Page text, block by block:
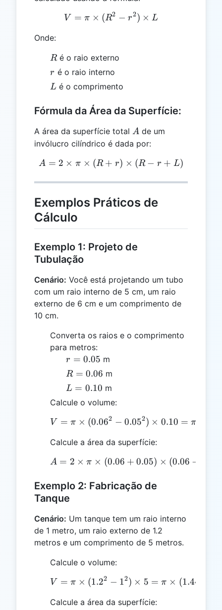
V = \pi \times (R^2 - r^2)
V = π × (R2 − r2) × L
Onde:
R
Ré o raio externo
r
r é o raio interno
L
L é o comprimento
Fórmula da Área da Superfície:
A área da superfície total A
A de um
invólucro cilíndrico é dada por:
A = 2 \times \pi \times
A = 2 × π × (R + r) × (R − r + L)
Exemplos Práticos de
Cálculo
Exemplo 1: Projeto de
Tubulação
Cenário: Você está projetando um tubo
com um raio interno de 5 cm, um raio
externo de 6 cm e um comprimento de
10 cm.
Converta os raios e o comprimento
para metros:
r =
0.05
r = 0.05 m
R =
0.06
R = 0.06 m
L =
0.10
L = 0.10 m
Calcule o volume:
V = \pi \times (0.06^2 -
V = π × (0.062 − 0.052) × 0.10 = π
Calcule a área da superfície:
A = 2 \times \pi \times
A = 2 × π × (0.06 + 0.05) × (0.06 −
Exemplo 2: Fabricação de
Tanque
Cenário: Um tanque tem um raio interno
de 1 metro, um raio externo de 1.2
metros e um comprimento de 5 metros.
Calcule o volume:
V = \pi \times (1.2^2 -
V = π × (1.22 − 12) × 5 = π × (1.44
Calcule a área da superfície: